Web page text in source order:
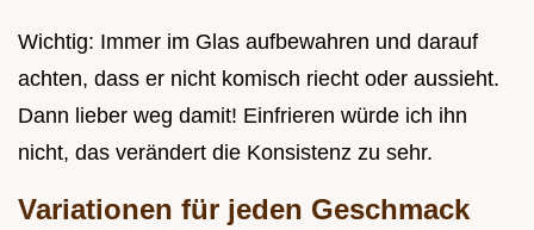
Wichtig: Immer im Glas aufbewahren und darauf
achten, dass er nicht komisch riecht oder aussieht.
Dann lieber weg damit! Einfrieren würde ich ihn
nicht, das verändert die Konsistenz zu sehr.
Variationen für jeden Geschmack